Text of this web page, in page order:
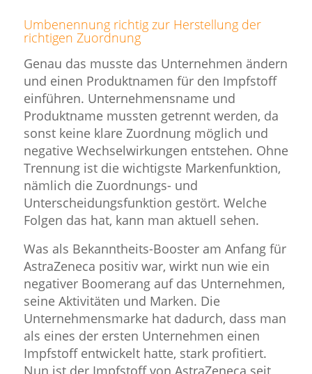
Umbenennung richtig zur Herstellung der
richtigen Zuordnung
Genau das musste das Unternehmen ändern
und einen Produktnamen für den Impfstoff
einführen. Unternehmensname und
Produktname mussten getrennt werden, da
sonst keine klare Zuordnung möglich und
negative Wechselwirkungen entstehen. Ohne
Trennung ist die wichtigste Markenfunktion,
nämlich die Zuordnungs- und
Unterscheidungsfunktion gestört. Welche
Folgen das hat, kann man aktuell sehen.
Was als Bekanntheits-Booster am Anfang für
AstraZeneca positiv war, wirkt nun wie ein
negativer Boomerang auf das Unternehmen,
seine Aktivitäten und Marken. Die
Unternehmensmarke hat dadurch, dass man
als eines der ersten Unternehmen einen
Impfstoff entwickelt hatte, stark profitiert.
Nun ist der Impfstoff von AstraZeneca seit